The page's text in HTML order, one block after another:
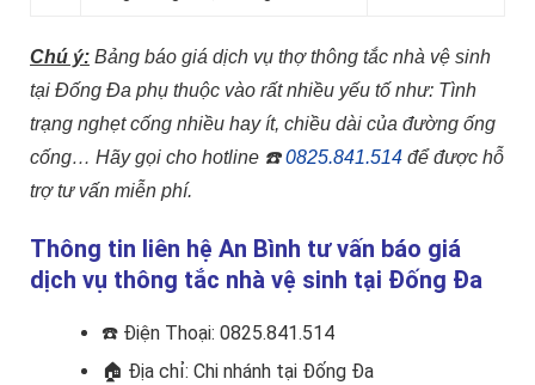
Chú ý: Bảng báo giá dịch vụ thợ thông tắc nhà vệ sinh
tại Đống Đa phụ thuộc vào rất nhiều yếu tố như: Tình
trạng nghẹt cống nhiều hay ít, chiều dài của đường ống
cống… Hãy gọi cho hotline ☎️0825.841.514 để được hỗ
trợ tư vấn miễn phí.
Thông tin liên hệ An Bình tư vấn báo giá
dịch vụ thông tắc nhà vệ sinh tại Đống Đa
☎️ Điện Thoại: 0825.841.514
🏠 Địa chỉ: Chi nhánh tại Đống Đa